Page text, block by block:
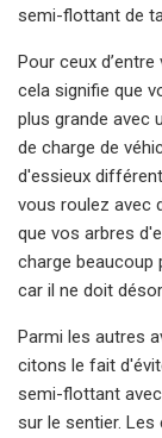
semi-flottant de
Pour ceux
cela signifie que
plus grande avec
de charge de
d'essieux
vous roulez avec
que vos arbres
charge beaucoup
car il ne doit
Parmi les autres
citons le fait
semi-flottant
sur le sentier.